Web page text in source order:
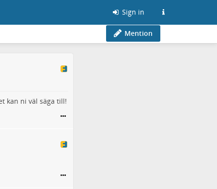
Sign in
Mention
kan ni väl säga till!